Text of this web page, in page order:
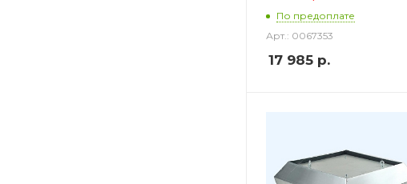
По предоплате
Арт.: 0067353
17 985 р.